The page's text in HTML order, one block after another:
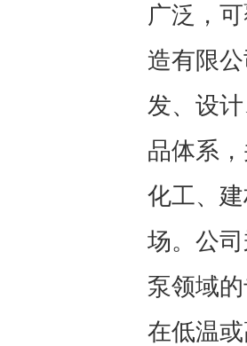
广泛，
造有限
发、设
品体系
化工、
场。公
泵领域
在低温